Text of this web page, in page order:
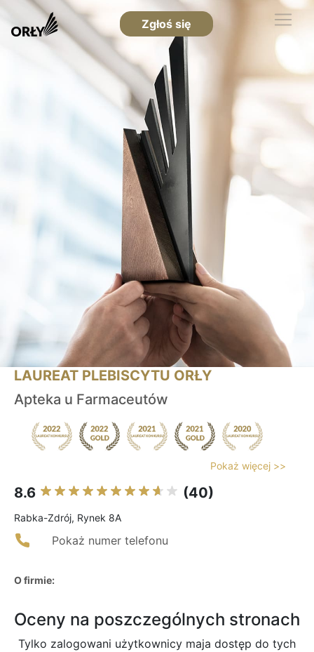
Zgłoś się
LAUREAT PLEBISCYTU ORŁY
Apteka u Farmaceutów
Pokaż więcej >>
8.6 (40)
Rabka-Zdrój, Rynek 8A
Pokaż numer telefonu
O firmie:
Oceny na poszczególnych stronach
Tylko zalogowani użytkownicy maja dostęp do tych